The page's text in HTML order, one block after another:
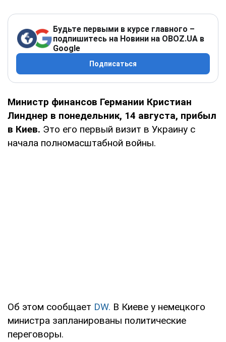
Будьте первыми в курсе главного –
подпишитесь на Новини на OBOZ.UA в
Google
Подписаться
Министр финансов Германии Кристиан
Линднер в понедельник, 14 августа, прибыл
в Киев. Это его первый визит в Украину с
начала полномасштабной войны.
Об этом сообщает DW. В Киеве у немецкого
министра запланированы политические
переговоры.